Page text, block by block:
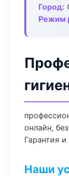
Город:
Режим
онлайн,
Гарантия
Наши